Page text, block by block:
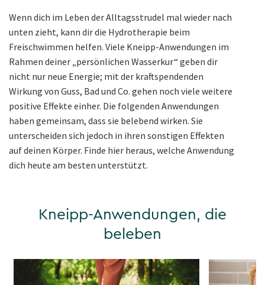
Wenn dich im Leben der Alltagsstrudel mal wieder nach
unten zieht, kann dir die Hydrotherapie beim
Freischwimmen helfen. Viele Kneipp-Anwendungen im
Rahmen deiner „persönlichen Wasserkur“ geben dir
nicht nur neue Energie; mit der kraftspendenden
Wirkung von Guss, Bad und Co. gehen noch viele weitere
positive Effekte einher. Die folgenden Anwendungen
haben gemeinsam, dass sie belebend wirken. Sie
unterscheiden sich jedoch in ihren sonstigen Effekten
auf deinen Körper. Finde hier heraus, welche Anwendung
dich heute am besten unterstützt.
Kneipp-Anwendungen, die
beleben